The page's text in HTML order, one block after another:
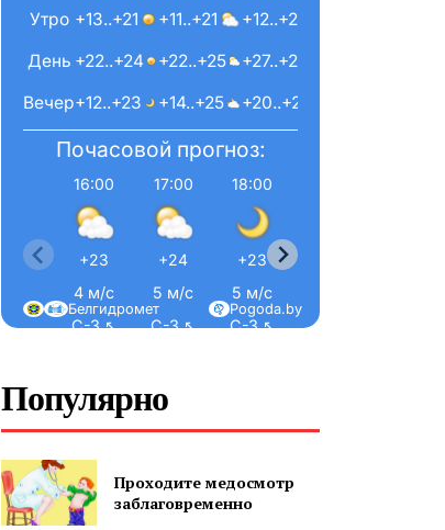
+13..+21
+22..+24
+12..+23
+11..+21
+22..+25
+14..+25
+12..+25
+27..+28
+20..+22
Вечер
День
Утро
Почасовой прогноз:
16:00
+23
4 м/с
С-З ↖
17:00
+24
5 м/с
С-З ↖
18:00
+23
5 м/с
С-З ↖
С-З ↖
Pogoda.by
Белгидромет
Популярно
Проходите медосмотр
заблаговременно